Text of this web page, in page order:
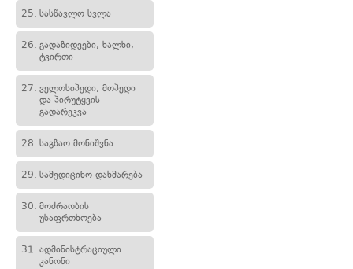
25. სასწავლო სვლა
26. გადაზიდვები, ხალხი,
ტვირთი
27. ველოსიპედი, მოპედი
და პირუტყვის
გადარეკვა
28. საგზაო მონიშვნა
29. სამედიცინო დახმარება
30. მოძრაობის
უსაფრთხოება
31. ადმინისტრაციული
კანონი